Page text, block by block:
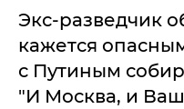
Экс-разведчик
кажется
с Путиным
"И Москва, и